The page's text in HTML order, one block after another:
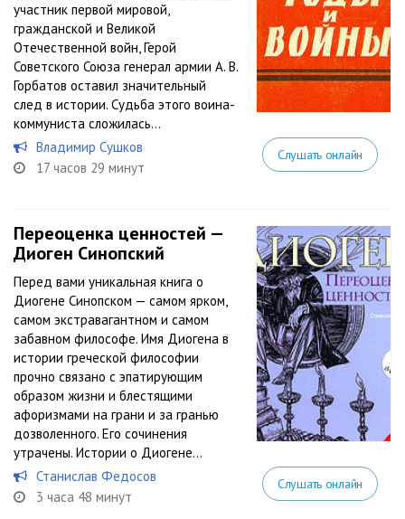
участник первой мировой,
гражданской и Великой
Отечественной войн, Герой
Советского Союза генерал армии А. В.
Горбатов оставил значительный
след в истории. Судьба этого воина-
коммуниста сложилась...
Владимир Сушков
17 часов 29 минут
Слушать онлайн
Переоценка ценностей —
Диоген Синопский
Перед вами уникальная книга о
Диогене Синопском — самом ярком,
самом экстравагантном и самом
забавном философе. Имя Диогена в
истории греческой философии
прочно связано с эпатирующим
образом жизни и блестящими
афоризмами на грани и за гранью
дозволенного. Его сочинения
утрачены. Истории о Диогене...
Станислав Федосов
3 часа 48 минут
Слушать онлайн